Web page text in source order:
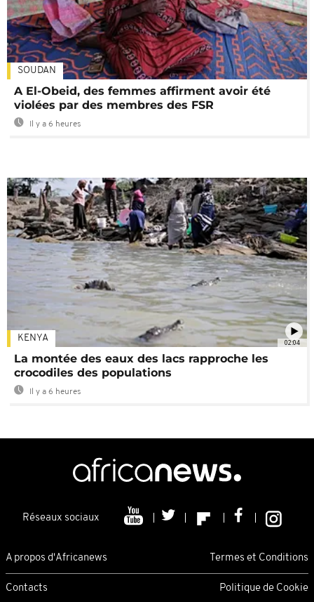
SOUDAN
A El-Obeid, des femmes affirment avoir été
violées par des membres des FSR
Il y a 6 heures
02:04
KENYA
La montée des eaux des lacs rapproche les
crocodiles des populations
Il y a 6 heures
Réseaux sociaux
A propos d'Africanews Termes et Conditions
Contacts Politique de Cookie